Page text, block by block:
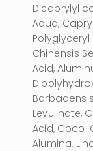
Dicaprylyl
Aqua,
Chinensis
Acid,
Levulinate,
Acid, Coco-
Alumina,